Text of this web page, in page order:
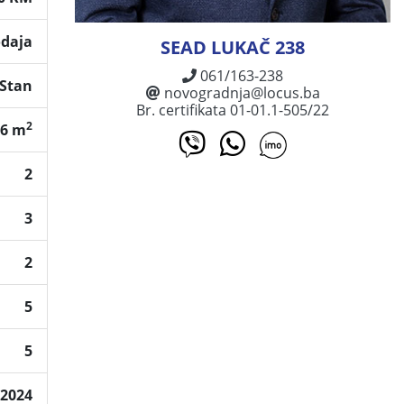
m2
2
3
2
5
5
2024
SEAD LUKAČ 238
061/163-238
novogradnja@locus.ba
Br. certifikata 01-01.1-505/22